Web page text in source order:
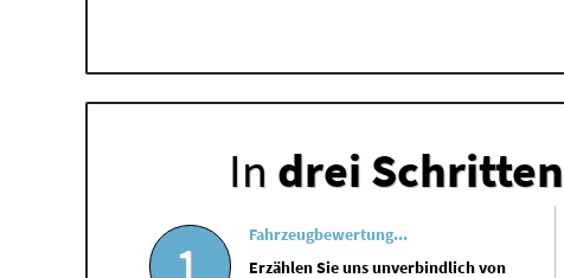
In drei Schritten
Fahrzeugbewertung...
Erzählen Sie uns unverbindlich von